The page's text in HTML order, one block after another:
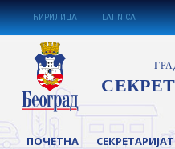
ЋИРИЛИЦА LATINICA
ПОЧЕТНА СЕКРЕТАРИЈАТ